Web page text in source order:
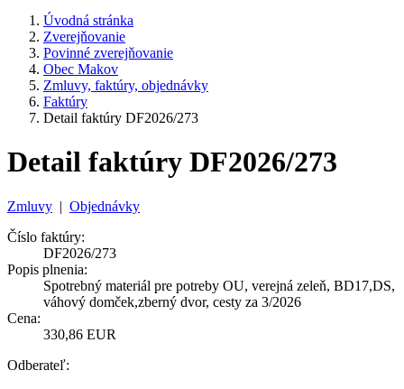
Úvodná stránka
Zverejňovanie
Povinné zverejňovanie
Obec Makov
Zmluvy, faktúry, objednávky
Faktúry
Detail faktúry DF2026/273
Detail faktúry DF2026/273
Zmluvy | Objednávky
Číslo faktúry:
DF2026/273
Popis plnenia:
Spotrebný materiál pre potreby OU, verejná zeleň, BD17,DS,
váhový domček,zberný dvor, cesty za 3/2026
Cena:
330,86 EUR
Odberateľ: